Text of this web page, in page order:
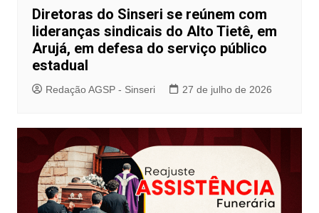
Diretoras do Sinseri se reúnem com
lideranças sindicais do Alto Tietê, em
Arujá, em defesa do serviço público
estadual
Redação AGSP - Sinseri 27 de julho de 2026